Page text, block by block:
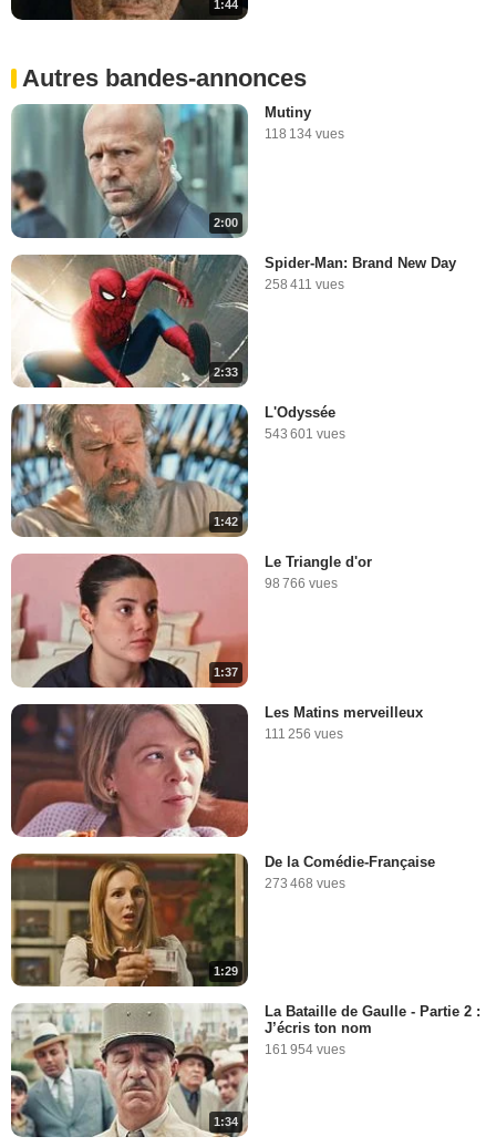
1:44
Autres bandes-annonces
2:00
Mutiny
118 134 vues
2:33
Spider-Man: Brand New Day
258 411 vues
1:42
L'Odyssée
543 601 vues
1:37
Le Triangle d'or
98 766 vues
Les Matins merveilleux
111 256 vues
1:29
De la Comédie-Française
273 468 vues
1:34
La Bataille de Gaulle - Partie 2 :
J’écris ton nom
161 954 vues